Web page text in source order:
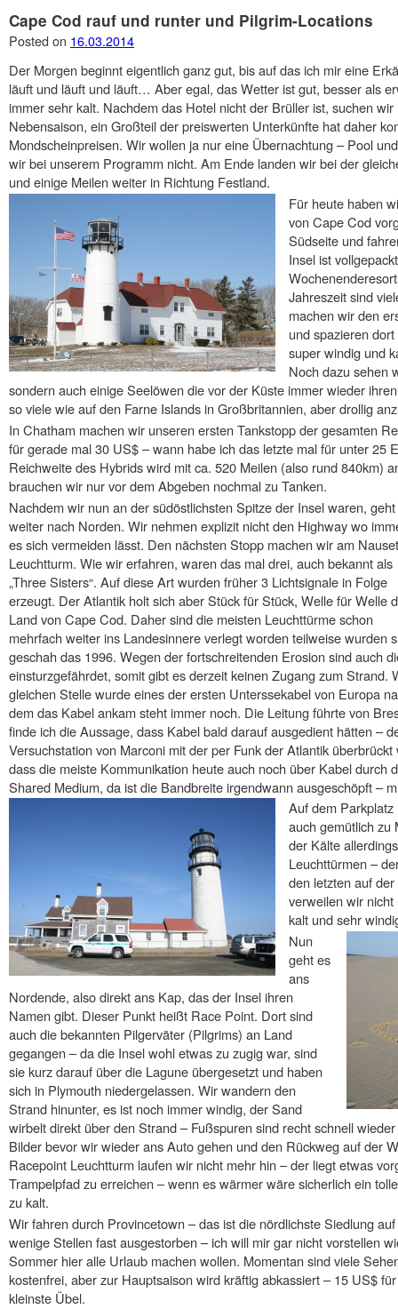
Cape Cod rauf und runter und Pilgrim-Locations
Posted on 16.03.2014
Der Morgen beginnt eigentlich ganz gut, bis auf das ich mir eine
läuft und läuft und läuft… Aber egal, das Wetter ist gut, besser als
immer sehr kalt. Nachdem das Hotel nicht der Brüller ist, suchen
Nebensaison, ein Großteil der preiswerten Unterkünfte hat daher
Mondscheinpreisen. Wir wollen ja nur eine Übernachtung – Pool
wir bei unserem Programm nicht. Am Ende landen wir bei der
und einige Meilen weiter in Richtung Festland.
Für heute haben
von Cape Cod
Südseite und
Insel ist
Jahreszeit sind
machen wir den
und spazieren
super windig und
Noch dazu sehen
sondern auch einige Seelöwen die vor der Küste immer wieder
so viele wie auf den Farne Islands in Großbritannien, aber drollig
In Chatham machen wir unseren ersten Tankstopp der gesamten
für gerade mal 30 US$ – wann habe ich das letzte mal für unter 25
Reichweite des Hybrids wird mit ca. 520 Meilen (also rund 840km)
brauchen wir nur vor dem Abgeben nochmal zu Tanken.
Nachdem wir nun an der südöstlichsten Spitze der Insel waren,
weiter nach Norden. Wir nehmen explizit nicht den Highway wo
es sich vermeiden lässt. Den nächsten Stopp machen wir am Nauset
Leuchtturm. Wie wir erfahren, waren das mal drei, auch bekannt als
„Three Sisters“. Auf diese Art wurden früher 3 Lichtsignale in Folge
erzeugt. Der Atlantik holt sich aber Stück für Stück, Welle für Welle
Land von Cape Cod. Daher sind die meisten Leuchttürme schon
mehrfach weiter ins Landesinnere verlegt worden teilweise wurden
geschah das 1996. Wegen der fortschreitenden Erosion sind auch
einsturzgefährdet, somit gibt es derzeit keinen Zugang zum Strand.
gleichen Stelle wurde eines der ersten Unterssekabel von Europa
dem das Kabel ankam steht immer noch. Die Leitung führte von
finde ich die Aussage, dass Kabel bald darauf ausgedient hätten –
Versuchstation von Marconi mit der per Funk der Atlantik
dass die meiste Kommunikation heute auch noch über Kabel durch
Shared Medium, da ist die Bandbreite irgendwann ausgeschöpft –
Auf dem
auch gemütlich zu
der Kälte
Leuchttürmen –
den letzten auf
verweilen wir
kalt und sehr
Nun
geht es
ans
Nordende, also direkt ans Kap, das der Insel ihren
Namen gibt. Dieser Punkt heißt Race Point. Dort sind
auch die bekannten Pilgerväter (Pilgrims) an Land
gegangen – da die Insel wohl etwas zu zugig war, sind
sie kurz darauf über die Lagune übergesetzt und haben
sich in Plymouth niedergelassen. Wir wandern den
Strand hinunter, es ist noch immer windig, der Sand
wirbelt direkt über den Strand – Fußspuren sind recht schnell
Bilder bevor wir wieder ans Auto gehen und den Rückweg auf der
Racepoint Leuchtturm laufen wir nicht mehr hin – der liegt etwas
Trampelpfad zu erreichen – wenn es wärmer wäre sicherlich ein
zu kalt.
Wir fahren durch Provincetown – das ist die nördlichste Siedlung
wenige Stellen fast ausgestorben – ich will mir gar nicht vorstellen
Sommer hier alle Urlaub machen wollen. Momentan sind viele
kostenfrei, aber zur Hauptsaison wird kräftig abkassiert – 15 US$
kleinste Übel.